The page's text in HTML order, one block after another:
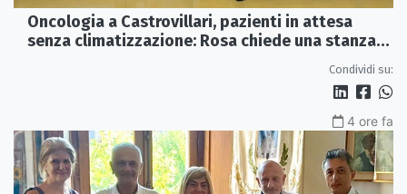
Oncologia a Castrovillari, pazienti in attesa
senza climatizzazione: Rosa chiede una stanza
Condividi su:
4 ore fa